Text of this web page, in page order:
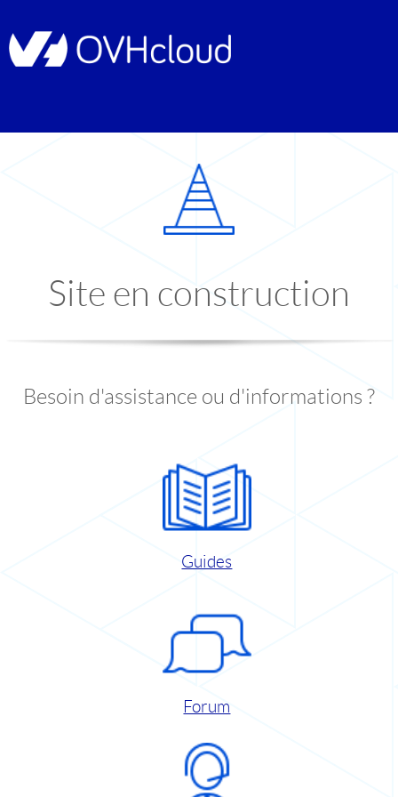
Site en construction
Besoin d'assistance ou d'informations ?
Guides
Forum